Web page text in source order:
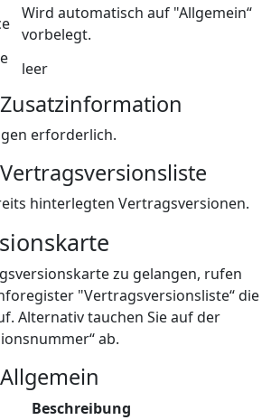
Wird automatisch auf "Allgemein“
vorbelegt.
leer
erforderlich.
hinterlegten Vertragsversionen.
zu gelangen, rufen
"Vertragsversionsliste“ die
Alternativ tauchen Sie auf der
ab.
Beschreibung